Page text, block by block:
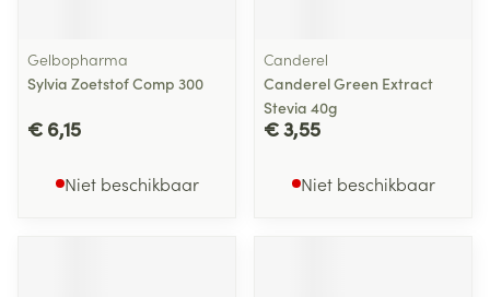
Gelbopharma
Sylvia Zoetstof Comp 300
€ 6,15
Niet beschikbaar
Canderel
Canderel Green Extract
Stevia 40g
€ 3,55
Niet beschikbaar